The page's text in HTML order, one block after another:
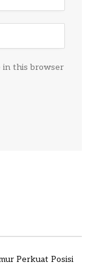
in this browser
Perkuat Posisi